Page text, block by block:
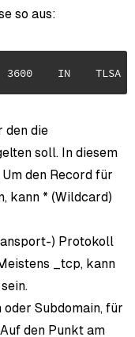
so aus:
den die
soll. In diesem
den Record für
kann * (Wildcard)
) Protokoll
_tcp, kann
Subdomain, für
den Punkt am